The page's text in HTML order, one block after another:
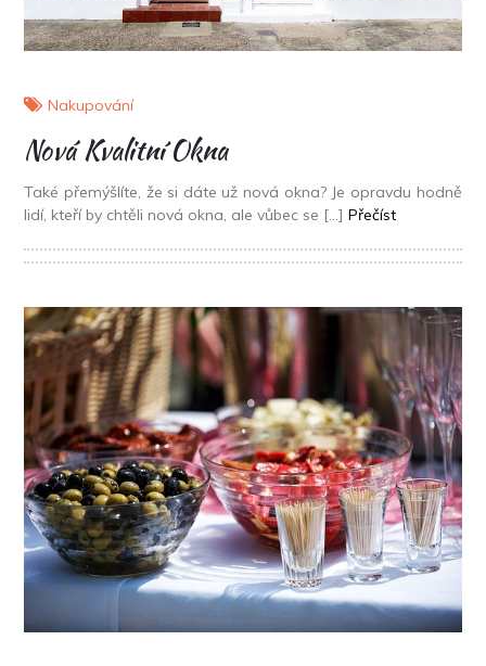
Nakupování
Nová Kvalitní Okna
Také přemýšlíte, že si dáte už nová okna? Je opravdu hodně
lidí, kteří by chtěli nová okna, ale vůbec se […] Přečíst